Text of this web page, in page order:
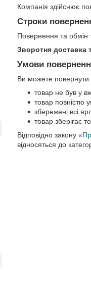
Компанія здійснює
Строки
Повернення та обмін
Зворотня доставка
Умови
Ви можете повернути
товар не був у
товар повністю
збережені всі
товар зберігає
Відповідно закону
відносяться до